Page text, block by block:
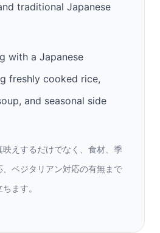
traditional Japanese
with a Japanese
freshly cooked rice,
and seasonal side
えするだけでなく、食材、季
ベジタリアン対応の有無まで
ます。